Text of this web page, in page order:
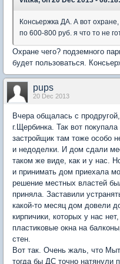
Консьержка ДА. А вот
по 600-800 руб. я что то не
Охране чего? подземного
будет пользоваться.
pups
20 Dec 2013
Вчера общалась с
г.Щербинка. Так вот
застройщик там тоже особо
и недоделки. И дом сдали
таком же виде, как и у нас.
и принимать дом приехала
решение местных властей
приняла. Заставили
какой-то месяц дом довели
кирпичики, которых у нас
пластиковые окна на
стен.
Вот так. Очень жаль, что
тогда бы ДС точно натянули